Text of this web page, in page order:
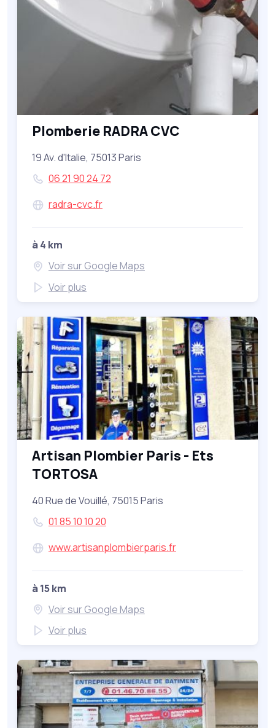
Plomberie RADRA CVC
19 Av. d'Italie, 75013 Paris
06 21 90 24 72
radra-cvc.fr
à 4 km
Voir sur Google Maps
Voir plus
Artisan Plombier Paris - Ets
TORTOSA
40 Rue de Vouillé, 75015 Paris
01 85 10 10 20
www.artisanplombierparis.fr
à 15 km
Voir sur Google Maps
Voir plus